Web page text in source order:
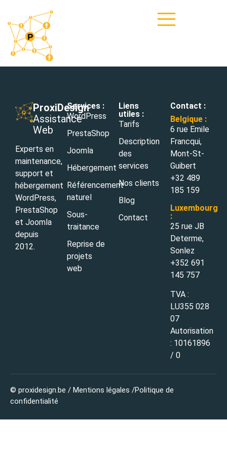
ProxiDesign
Assistance
Web
Experts en
maintenance,
support et
hébergement
WordPress,
PrestaShop
et Joomla
depuis
2012.
Services :
WordPress
PrestaShop
Joomla
Hébergement
Référencement
naturel
Sous-
traitance
Reprise de
projets
web
Liens
utiles :
Tarifs
Description
des
services
Nos clients
Blog
Contact
Contact :
Belgique :
6 rue Emile
Francqui,
Mont-St-
Guibert
+32 489
185 159
Luxembourg
:
25 rue JB
Determe,
Sonlez
+352 691
145 757
TVA :
LU355 028
07
Autorisation
: 10161896
/ 0
© proxidesign.be / Mentions légales /Politique de
confidentialité